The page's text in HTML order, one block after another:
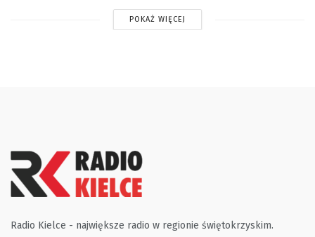
POKAŻ WIĘCEJ
Radio Kielce - największe radio w regionie świętokrzyskim.